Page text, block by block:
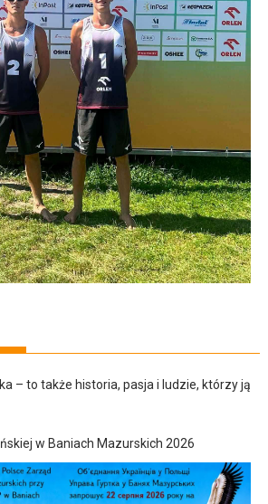
– to także historia, pasja i ludzie, którzy ją
w Baniach Mazurskich 2026